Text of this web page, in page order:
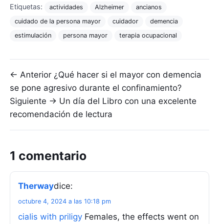
Etiquetas: actividades Alzheimer
ancianos
cuidado de la persona mayor
cuidador
demencia
estimulación
persona mayor terapia ocupacional
Navegación de entradas
← Anterior ¿Qué hacer si el mayor con demencia
se pone agresivo durante el confinamiento?
Siguiente → Un día del Libro con una excelente
recomendación de lectura
1 comentario
Therwaydice:
octubre 4, 2024 a las 10:18 pm
cialis with priligy Females, the effects went on